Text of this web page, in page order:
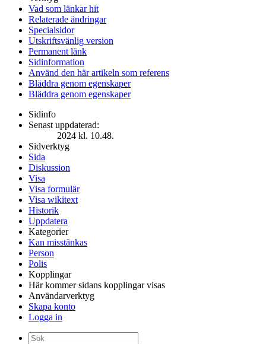
Vad som länkar hit
Relaterade ändringar
Specialsidor
Utskriftsvänlig version
Permanent länk
Sidinformation
Använd den här artikeln som referens
Bläddra genom egenskaper
Bläddra genom egenskaper
Sidinfo
Senast uppdaterad:
2024 kl. 10.48.
Sidverktyg
Sida
Diskussion
Visa
Visa formulär
Visa wikitext
Historik
Uppdatera
Kategorier
Kan misstänkas
Person
Polis
Kopplingar
Här kommer sidans kopplingar visas
Användarverktyg
Skapa konto
Logga in